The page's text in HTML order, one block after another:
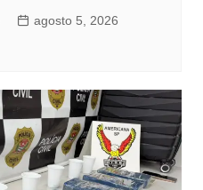
agosto 5, 2026